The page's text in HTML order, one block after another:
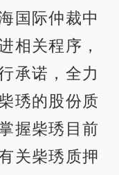
国际仲裁中
相关程序，
承诺，全力
琇的股份质
握柴琇目前
关柴琇质押